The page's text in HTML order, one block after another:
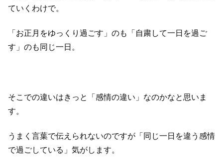
ていくわけで。
「お正月をゆっくり過ごす」のも「自粛して一日を過ご
す」のも同じ一日。
そこでの違いはきっと「感情の違い」なのかなと思いま
す。
うまく言葉で伝えられないのですが「同じ一日を違う感情
で過ごしている」気がします。